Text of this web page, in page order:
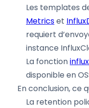
Les templates
Metricset
requiert
instance
La fonction
disponible en
En conclusion, ce
La retention